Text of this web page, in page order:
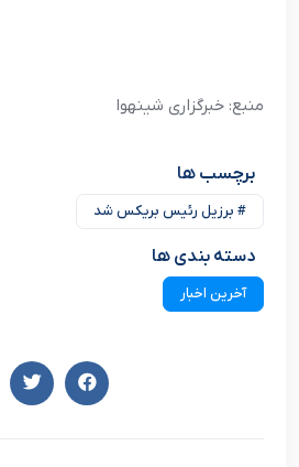
منبع: خبرگزاری شینهوا
برچسب ها
# برزیل رئیس بریکس شد
دسته بندی ها
آخرین اخبار